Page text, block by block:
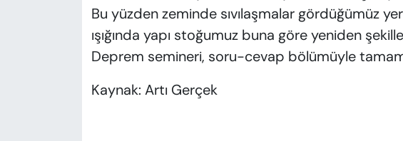
Bu yüzden zeminde sıvılaşmalar gördüğümüz
ışığında yapı stoğumuz buna göre yeniden
Deprem semineri, soru-cevap bölümüyle
Kaynak: Artı Gerçek